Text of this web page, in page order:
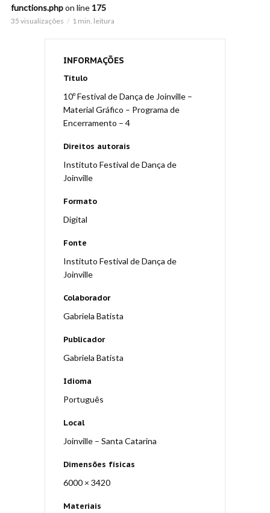
functions.phpon line 175
35 visualizações 1 min. leitura
INFORMAÇÕES
Título
10º Festival de Dança de Joinville –
Material Gráfico – Programa de
Encerramento – 4
Direitos autorais
Instituto Festival de Dança de
Joinville
Formato
Digital
Fonte
Instituto Festival de Dança de
Joinville
Colaborador
Gabriela Batista
Publicador
Gabriela Batista
Idioma
Português
Local
Joinville – Santa Catarina
Dimensões físicas
6000 × 3420
Materiais